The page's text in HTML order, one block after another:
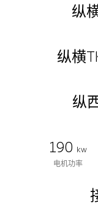
纵
纵横
纵
190
kw
电机功率